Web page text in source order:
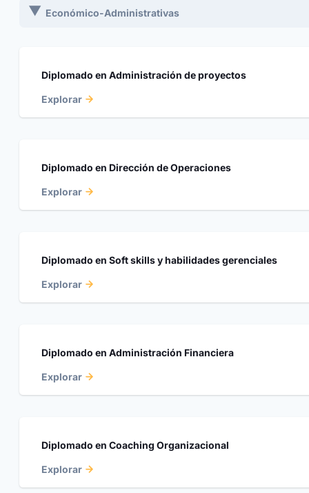
Económico-Administrativas
Diplomado en Administración de proyectos
Explorar
Diplomado en Dirección de Operaciones
Explorar
Diplomado en Soft skills y habilidades gerenciales
Explorar
Diplomado en Administración Financiera
Explorar
Diplomado en Coaching Organizacional
Explorar